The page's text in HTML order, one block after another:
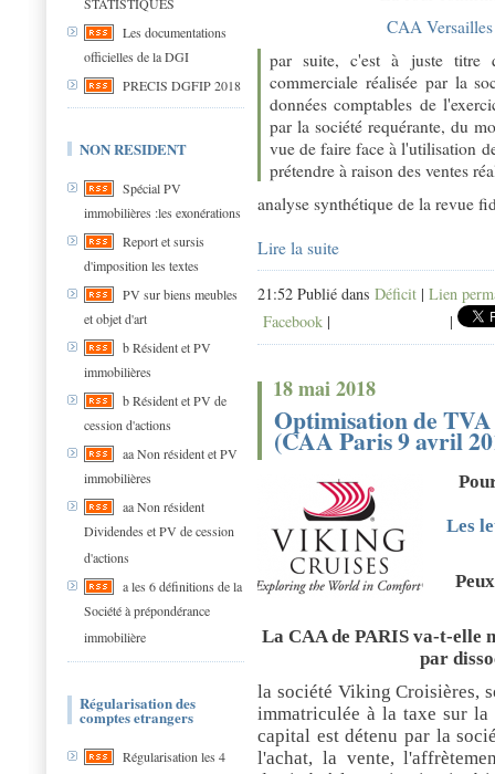
Les documentations
officielles de la DGI
PRECIS DGFIP 2018
NON RESIDENT
Spécial PV
immobilières :les exonérations
Report et sursis
d'imposition les textes
PV sur biens meubles
et objet d'art
b Résident et PV
immobilières
b Résident et PV de
cession d'actions
aa Non résident et PV
immobilières
aa Non résident
Dividendes et PV de cession
d'actions
a les 6 définitions de la
Société à prépondérance
immobilière
Régularisation des
comptes etrangers
Régularisation les 4
CAA
par suite, c'est à juste titre
commerciale réalisée par la
données comptables de
par la société requérante, du
vue de faire face à l'utilisation
prétendre à raison des ventes
analyse synthétique de la revue
Lire la suite
21:52 Publié dans Déficit | Lien
Facebook | |
18 mai 2018
Optimisation de
(CAA Paris 9 avril
Les
La CAA de PARIS va-t-elle
par
la société Viking Croisières,
immatriculée à la taxe sur
capital est détenu par la
l'achat, la vente,